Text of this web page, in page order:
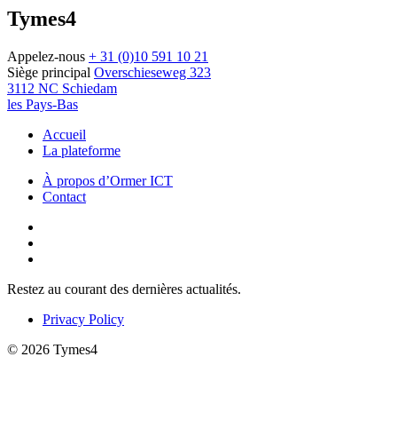
Tymes4
Appelez-nous + 31 (0)10 591 10 21
Siège principal Overschieseweg 323
3112 NC Schiedam
les Pays-Bas
Accueil
La plateforme
À propos d’Ormer ICT
Contact
Restez au courant des dernières actualités.
Privacy Policy
© 2026 Tymes4